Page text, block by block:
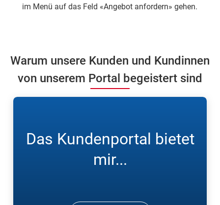
im Menü auf das Feld «Angebot anfordern» gehen.
Warum unsere Kunden und Kundinnen
von unserem Portal begeistert sind
Das Kundenportal bietet
mir...